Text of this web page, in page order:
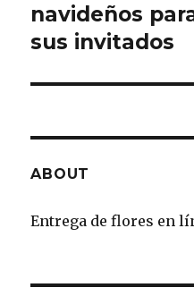
navideños
sus invitados
ABOUT
Entrega de flores en